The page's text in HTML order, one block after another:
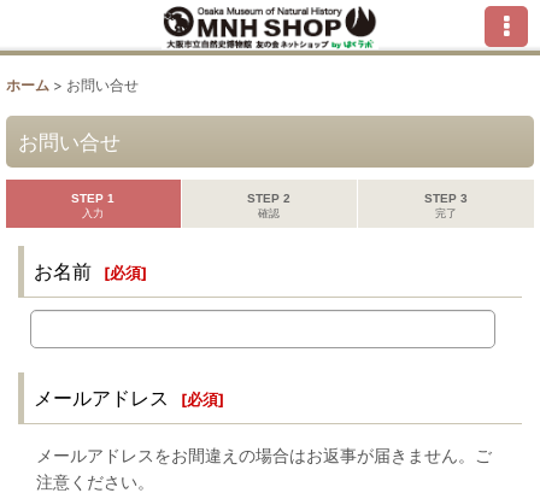
ホーム > お問い合せ
お問い合せ
STEP 1
入力
STEP 2
確認
STEP 3
完了
お名前 [必須]
メールアドレス [必須]
メールアドレスをお間違えの場合はお返事が届きません。ご
注意ください。